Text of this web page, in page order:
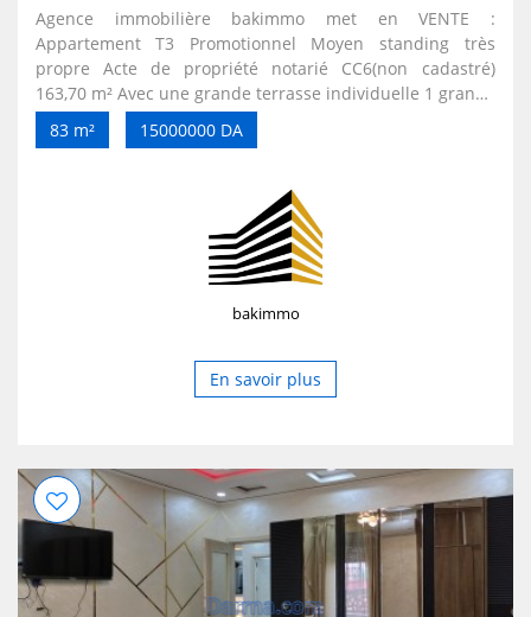
Agence immobilière bakimmo met en VENTE :
Appartement T3 Promotionnel Moyen standing très
propre Acte de propriété notarié CC6(non cadastré)
163,70 m² Avec une grande terrasse individuelle 1 grande
façade dégagée 3 ème et dernier étage Sans ascenseur 2
appartements chaque palier Excellent voisinage
Cuisine aménagée Chauffe eau Chauffage gaz de ville
83 m² 15000000 DA
bakimmo
En savoir plus